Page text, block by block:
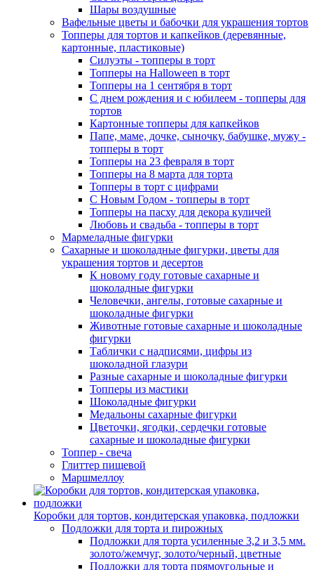
Шары воздушные
Вафельные цветы и бабочки для украшения тортов
Топперы для тортов и капкейков (деревянные,
картонные, пластиковые)
Силуэты - топперы в торт
Топперы на Halloween в торт
Топперы на 1 сентября в торт
С днем рождения и с юбилеем - топперы для
тортов
Картонные топперы для капкейков
Папе, маме, дочке, сыночку, бабушке, мужу -
топперы в торт
Топперы на 23 февраля в торт
Топперы на 8 марта для торта
Топперы в торт с цифрами
С Новым Годом - топперы в торт
Топперы на пасху для декора куличей
Любовь и свадьба - топперы в торт
Мармеладные фигурки
Сахарные и шоколадные фигурки, цветы для
украшения тортов и десертов
К новому году готовые сахарные и
шоколадные фигурки
Человечки, ангелы, готовые сахарные и
шоколадные фигурки
Животные готовые сахарные и шоколадные
фигурки
Таблички с надписями, цифры из
шоколадной глазури
Разные сахарные и шоколадные фигурки
Топперы из мастики
Шоколадные фигурки
Медальоны сахарные фигурки
Цветочки, ягодки, сердечки готовые
сахарные и шоколадные фигурки
Топпер - свеча
Глиттер пищевой
Маршмеллоу
Коробки для тортов, кондитерская упаковка, подложки
Подложки для торта и пирожных
Подложки для торта усиленные 3,2 и 3,5 мм.
золото/жемчуг, золото/черный, цветные
Подложки для торта прямоугольные и